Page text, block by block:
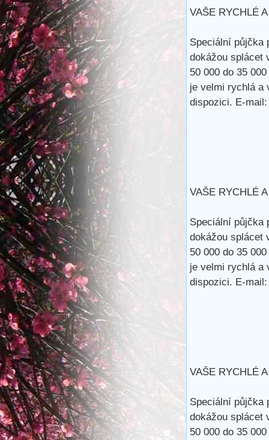
VAŠE RYCHLÉ
Speciální půjčka
dokážou splácet
50 000 do 35
je velmi rychlá a
dispozici. E-
VAŠE RYCHLÉ
Speciální půjčka
dokážou splácet
50 000 do 35
je velmi rychlá a
dispozici. E-
VAŠE RYCHLÉ
Speciální půjčka
dokážou splácet
50 000 do 35